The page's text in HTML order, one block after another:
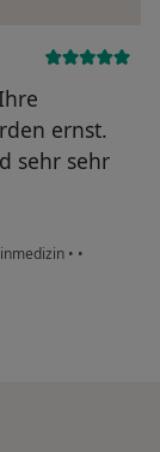
ernst.
sehr sehr
• •